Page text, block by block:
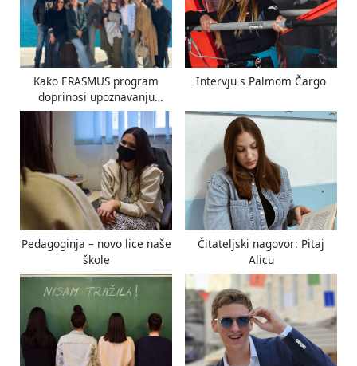
P
o
s
t
t
Kako ERASMUS program
doprinosi upoznavanju
vlastite države i kulture?
Intervju s Palmom Čargo
Pedagoginja – novo lice naše
škole
Čitateljski nagovor: Pitaj
Alicu